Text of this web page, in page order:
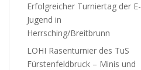
Erfolgreicher Turniertag der E-
Jugend in
Herrsching/Breitbrunn
LOHI Rasenturnier des TuS
Fürstenfeldbruck – Minis und